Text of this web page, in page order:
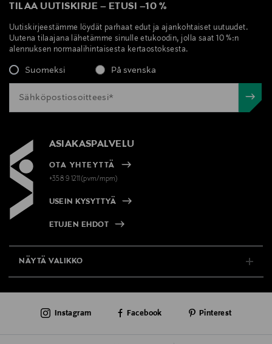
TILAA UUTISKIRJE – ETUSI –10 %
Uutiskirjeestämme löydät parhaat edut ja ajankohtaiset uutuudet.
Uutena tilaajana lähetämme sinulle etukoodin, jolla saat 10 %:n
alennuksen normaalihintaisesta kertaostoksesta.
Suomeksi På svenska
ASIAKASPALVELU
OTA YHTEYTTÄ
+358 9 1211(pvm/mpm)
USEIN KYSYTTYÄ
ETUJEN EHDOT
NÄYTÄ VALIKKO
AJANKOHTAISTA
Instagram Facebook Pinterest